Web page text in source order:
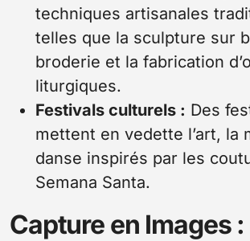
techniques artisanales
telles que la sculpture sur
broderie et la fabrication
liturgiques.
Festivals culturels : Des
mettent en vedette l’art, la
danse inspirés par les
Semana Santa.
Capture en Images :